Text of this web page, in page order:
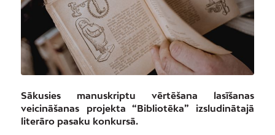
Sākusies manuskriptu vērtēšana lasīšanas
veicināšanas projekta “Bibliotēka” izsludinātajā
literāro pasaku konkursā.